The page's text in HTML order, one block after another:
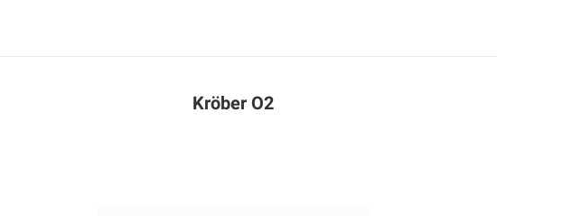
Kröber O2